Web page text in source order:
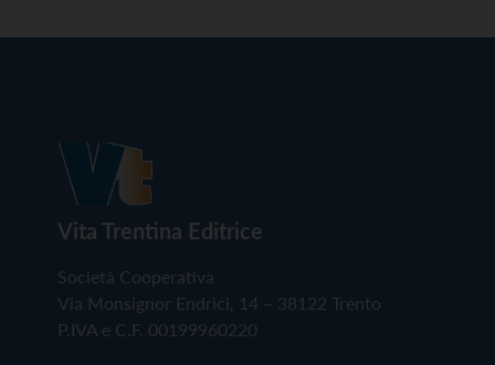
Vita Trentina Editrice
Società Cooperativa
Via Monsignor Endrici, 14 – 38122 Trento
P.IVA e C.F. 00199960220